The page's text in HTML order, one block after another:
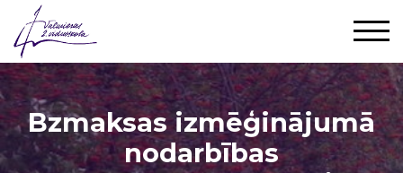
Bzmaksas izmēģinājumā
nodarbības